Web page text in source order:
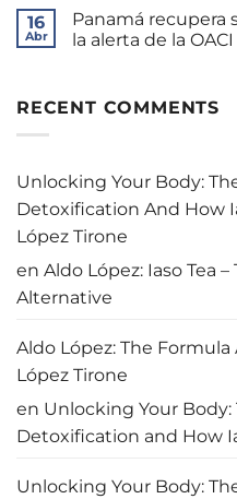
nueva
era
para
no
es
un
empobrecido
comentarios
en
Balance
Mulino
rescatar
16
Abr
Panamá recupera
la alerta de la OACI
en
Panamá
aéreo:
El
fin
de
la
alerta
de
la
OACI
RECENT COMMENTS
Unlocking Your Body:
Detoxification And How
López Tirone
en Aldo López: Iaso Tea
Alternative
Aldo López: The
López Tirone
en Unlocking Your
Detoxification and How
Unlocking Your Body: